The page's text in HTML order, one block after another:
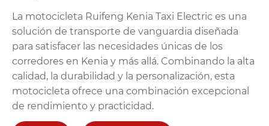
La motocicleta Ruifeng Kenia Taxi Electric es una
solución de transporte de vanguardia diseñada
para satisfacer las necesidades únicas de los
corredores en Kenia y más allá. Combinando la alta
calidad, la durabilidad y la personalización, esta
motocicleta ofrece una combinación excepcional
de rendimiento y practicidad.